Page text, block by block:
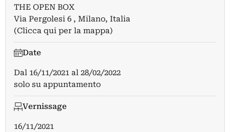
THE OPEN BOX
Via Pergolesi 6 , Milano, Italia
(Clicca qui per la mappa)
Date
Dal 16/11/2021 al 28/02/2022
solo su appuntamento
Vernissage
16/11/2021